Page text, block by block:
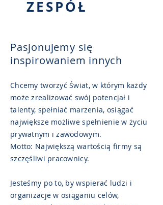
Pasjonujemy się
inspirowaniem innych
Chcemy tworzyć Świat, w którym każdy
może zrealizować swój potencjał i
talenty, spełniać marzenia, osiągać
największe możliwe spełnienie w życiu
prywatnym i zawodowym.
Motto: Największą wartością firmy są
szczęśliwi pracownicy.
Jesteśmy po to, by wspierać ludzi i
organizacje w osiąganiu celów,
ZESPÓŁ